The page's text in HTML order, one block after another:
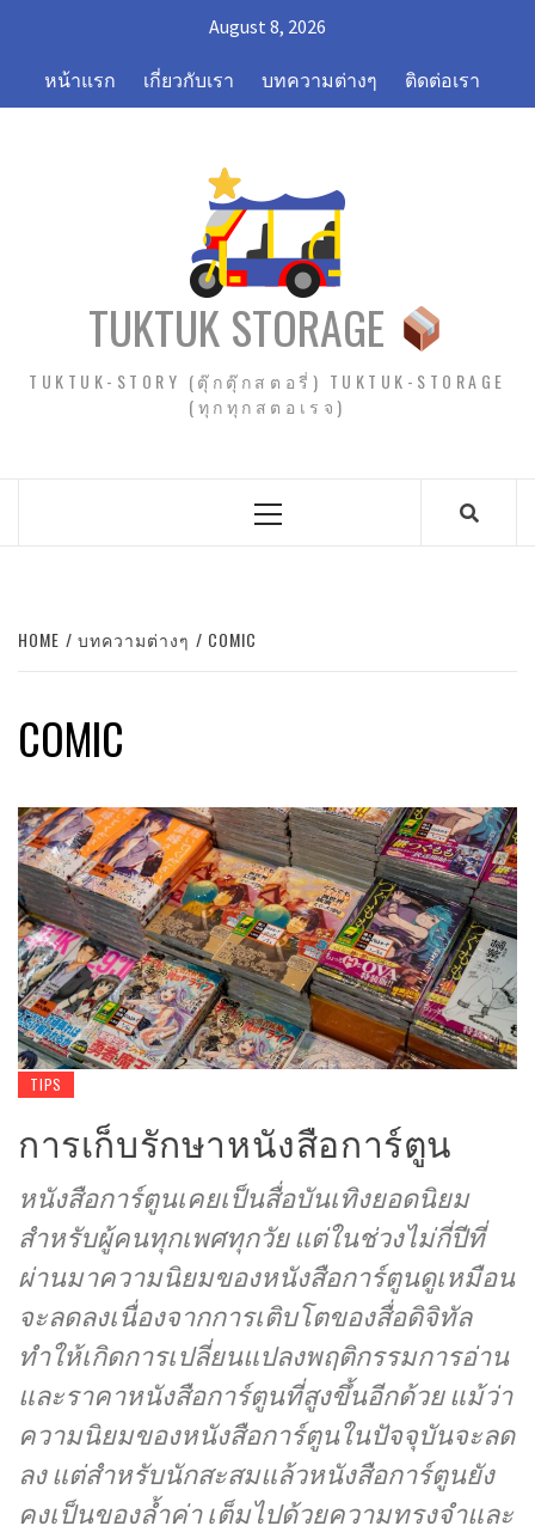
content
August 8, 2026
หน้าแรก เกี่ยวกับเรา บทความต่างๆ ติดต่อเรา
TUKTUK STORAGE
TUKTUK-STORY (ตุ๊กตุ๊กสตอรี่) TUKTUK-STORAGE
(ทุกทุกสตอเรจ)
Primary
HOME บทความต่างๆ COMIC
COMIC
TIPS
การเก็บรักษาหนังสือการ์ตูน
หนังสือการ์ตูนเคยเป็นสื่อบันเทิงยอดนิยม
สำหรับผู้คนทุกเพศทุกวัย แต่ในช่วงไม่กี่ปีที่
ผ่านมาความนิยมของหนังสือการ์ตูนดูเหมือน
จะลดลงเนื่องจากการเติบโตของสื่อดิจิทัล
ทำให้เกิดการเปลี่ยนแปลงพฤติกรรมการอ่าน
และราคาหนังสือการ์ตูนที่สูงขึ้นอีกด้วย แม้ว่า
ความนิยมของหนังสือการ์ตูนในปัจจุบันจะลด
ลง แต่สำหรับนักสะสมแล้วหนังสือการ์ตูนยัง
คงเป็นของล้ำค่า เต็มไปด้วยความทรงจำและ